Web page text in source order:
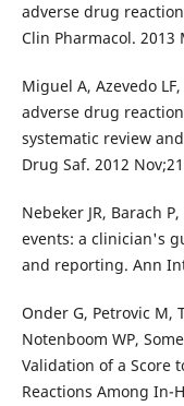
adverse drug
Clin Pharmacol. 2013
Miguel A, Azevedo
adverse drug
systematic review
Drug Saf. 2012
Nebeker JR, Barach
events: a clinician's
and reporting. Ann
Onder G, Petrovic M,
Notenboom WP,
Validation of a Score
Reactions Among In-